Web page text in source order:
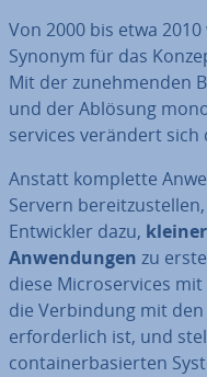
Von 2000 bis etwa
Synonym für das
Mit der zu­neh­men­den
und der Ablösung
ser­vices verändert
Anstatt komplette
Servern
Ent­wick­ler dazu,
An­wen­dun­gen zu
diese Mi­cro­ser­vices
die Ver­bin­dung mit
er­for­der­lich ist, und
con­tai­ner­ba­sier­ten